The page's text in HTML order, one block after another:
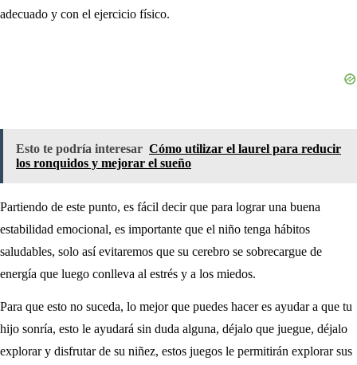
adecuado y con el ejercicio físico.
Esto te podría interesar Cómo utilizar el laurel para reducir
los ronquidos y mejorar el sueño
Partiendo de este punto, es fácil decir que para lograr una buena
estabilidad emocional, es importante que el niño tenga hábitos
saludables, solo así evitaremos que su cerebro se sobrecargue de
energía que luego conlleva al estrés y a los miedos.
Para que esto no suceda, lo mejor que puedes hacer es ayudar a que tu
hijo sonría, esto le ayudará sin duda alguna, déjalo que juegue, déjalo
explorar y disfrutar de su niñez, estos juegos le permitirán explorar sus